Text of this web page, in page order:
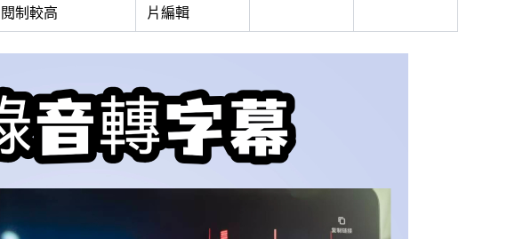
閱制較高
片編輯